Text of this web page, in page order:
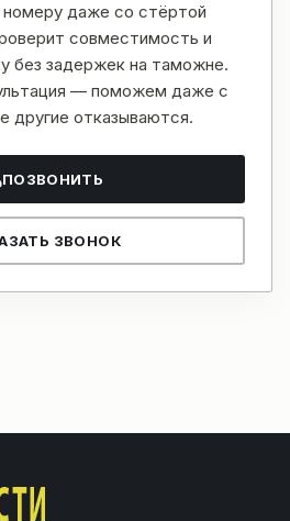
номеру даже со стёртой
совместимость и
без задержек на таможне.
— поможем даже с
другие отказываются.
ПОЗВОНИТЬ
ЗВОНОК